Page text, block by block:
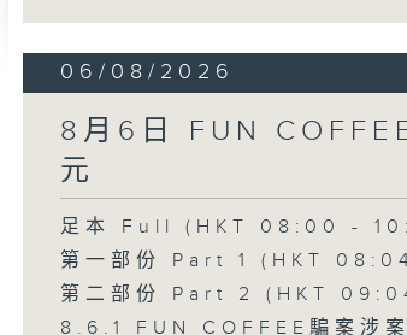
06/08/2026
8月6日 FUN
元
足本 Full (HKT 08:00 -
第一部份 Part 1 (HKT
第二部份 Part 2 (HKT
8.6.1 FUN COFFEE騙案涉